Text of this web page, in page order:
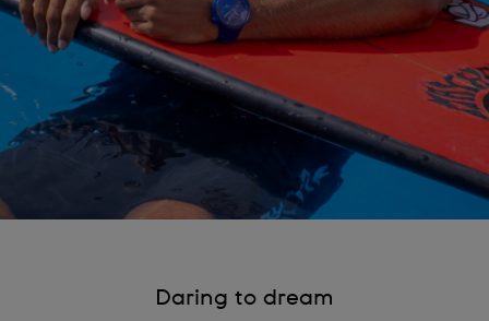
Daring to dream